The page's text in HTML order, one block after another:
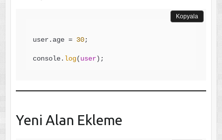
user.age = 30;
console. log(user
Kopyala
Yeni Alan Ekleme